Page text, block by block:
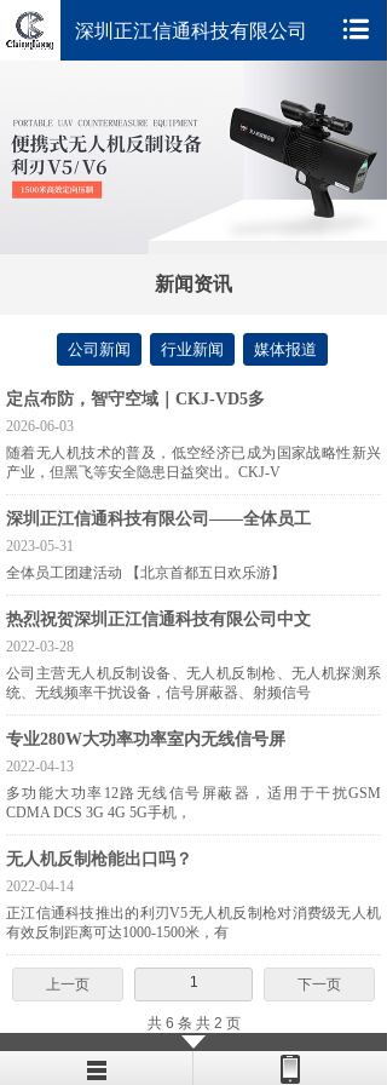
新闻资讯
公司新闻 行业新闻 媒体报道
定点布防，智守空域｜CKJ-VD5多
2026-06-03
随着无人机技术的普及，低空经济已成为国家战略性新兴
产业，但黑飞等安全隐患日益突出。CKJ-V
深圳正江信通科技有限公司——全体员工
2023-05-31
全体员工团建活动 【北京首都五日欢乐游】
热烈祝贺深圳正江信通科技有限公司中文
2022-03-28
公司主营无人机反制设备、无人机反制枪、无人机探测系
统、无线频率干扰设备，信号屏蔽器、射频信号
专业280W大功率功率室内无线信号屏
2022-04-13
多功能大功率12路无线信号屏蔽器，适用于干扰GSM
CDMA DCS 3G 4G 5G手机，
无人机反制枪能出口吗？
2022-04-14
正江信通科技推出的利刃V5无人机反制枪对消费级无人机
有效反制距离可达1000-1500米，有
上一页 1 下一页
共 6 条 共 2 页
深圳正江信通科技有限公司